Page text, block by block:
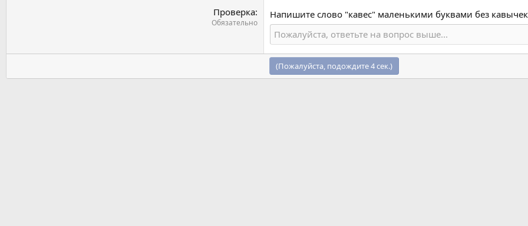
Проверка
Обязательно
Напишите слово "кавес" маленькими буквами без
(Пожалуйста, подождите4сек.)